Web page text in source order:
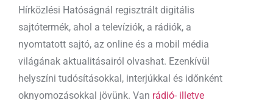
Hírközlési Hatóságnál regisztrált digitális
sajtótermék, ahol a televíziók, a rádiók, a
nyomtatott sajtó, az online és a mobil média
világának aktualitásairól olvashat. Ezenkívül
helyszíni tudósításokkal, interjúkkal és időnként
oknyomozásokkal jövünk. Van rádió- illetve